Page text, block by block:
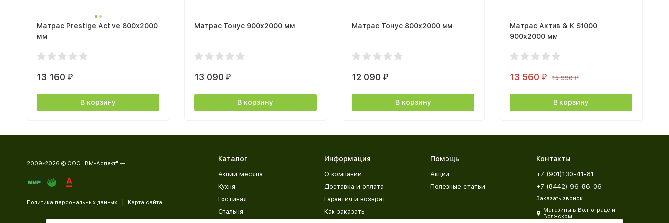
Матрас Prestige Active 800х2000
мм
13 160 ₽
В корзину
Матрас Тонус 900х2000 мм
13 090₽
В корзину
Матрас Тонус 800х2000 мм
12 090 ₽
В корзину
Матрас Актив & К S1000
900х2000 мм
13 560 ₽ 15 990₽
В корзину
2009-2026 © ООО "ВМ-Аспект" —
Политика персональных данных Карта сайта
Каталог
Акции месяца
Кухня
Гостиная
Спальня
Информация
О компании
Доставка и оплата
Гарантия и возврат
Как заказать
Помощь
Акции
Полезные статьи
Контакты
+7 (901)130-41-81
+7 (8442) 96-86-06
Заказать звонок
Магазины в Волгограде и
Волжском